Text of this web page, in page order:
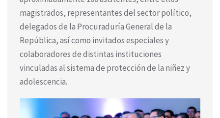
magistrados, representantes del sector político,
delegados de la Procuraduría General de la
República, así como invitados especiales y
colaboradores de distintas instituciones
vinculadas al sistema de protección de la niñez y
adolescencia.